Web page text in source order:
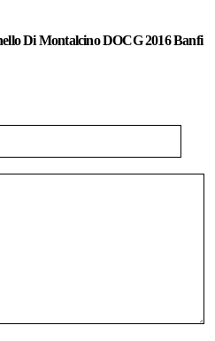
Di Montalcino DOCG 2016 Banfi